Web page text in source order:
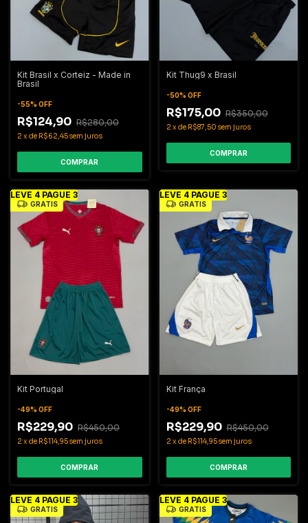
Kit Brasil x Corteiz - Made in
Brasil
-55% OFF
R$124,90 R$280,00
2 xde R$62,45sem juros
COMPRAR
Kit Thug9 x Brasil
-50% OFF
R$175,00 R$350,00
2 xde R$87,50 sem juros
COMPRAR
LEVE 4 PAGUE 3
GRÁTIS
Kit Portugal
-49% OFF
R$229,90 R$450,00
2 xde R$114,95sem juros
COMPRAR
LEVE 4 PAGUE 3
GRÁTIS
Kit França
-49% OFF
R$229,90 R$450,00
2 xde R$114,95sem juros
COMPRAR
LEVE 4 PAGUE 3
GRÁTIS
LEVE 4 PAGUE 3
GRÁTIS